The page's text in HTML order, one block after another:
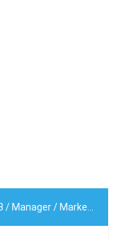
/ Manager/ Marketing